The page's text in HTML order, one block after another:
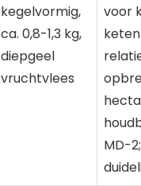
kegelvormig,
ca. 0,8-1,3 kg,
diepgeel
vruchtvlees
voor
MD-